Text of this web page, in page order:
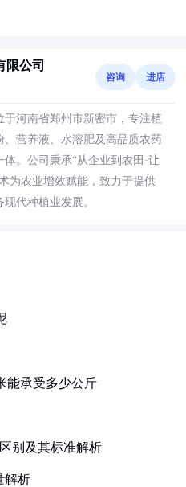
限公司
咨询 进店
河南省郑州市新密市，专注植
营养液、水溶肥及高品质农药
。公司秉承“从企业到农田·让
为农业增效赋能，致力于提供
代种植业发展。
能承受多少公斤
别及其标准解析
解析